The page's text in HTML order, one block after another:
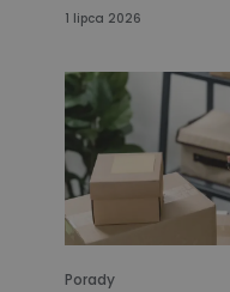
1 lipca 2026
Porady